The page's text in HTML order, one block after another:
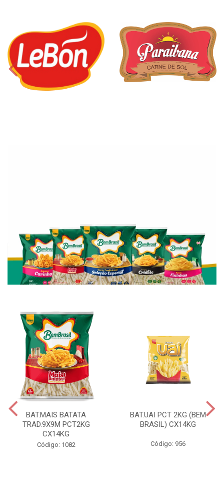
BAT.MAIS BATATA
TRAD.9X9M PCT2KG
CX14KG
Código: 1082
BAT.UAI PCT 2KG (BEM
BRASIL) CX14KG
Código: 956